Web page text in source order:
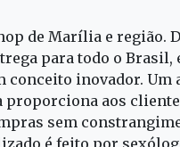
de Marília e região.
para todo o Brasil,
conceito inovador. Um
proporciona aos
sem
é feito por